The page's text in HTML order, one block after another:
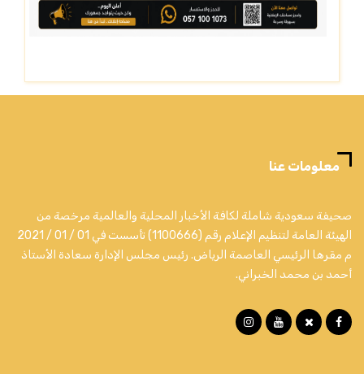
معلومات عنا
صحيفة سعودية شاملة لكافة الأخبار المحلية والعالمية مرخصة من
الهيئة العامة لتنظيم الإعلام رقم (1100666) تأسست في 01 / 01 / 2021
م مقرها الرئيسي العاصمة الرياض. رئيس مجلس الإدارة سعادة الأستاذ
أحمد بن محمد الخبراني.